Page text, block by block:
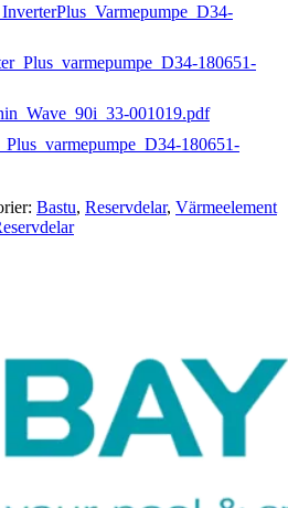
180651-
001019.pdf
180651-
Bastu, Reservdelar, Värmeelement